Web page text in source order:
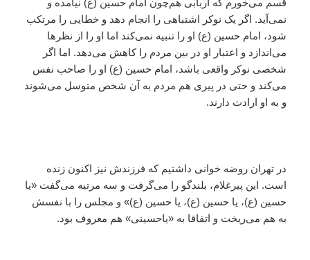
قسم می‌خورم که اربابی هم‌چون امام حسین (ع) نیامده و
نمی‌آید. اگر یک نوکر اشتباهی را انجام دهد و خطایی را مرتکب
شود، امام حسین (ع) او را تنبیه نمی‌کند اما او را از نظرها
می‌اندازد و اعتبار او در بین مردم را کاهش می‌دهد. اما اگر
شخصی نوکر واقعی باشد، امام حسین (ع) او را صاحب نفس
می‌کند و حتی در پیری هم مردم به آن شخص متوسل می‌شوند
و به او ارادت دارند.
در تهران روضه خوانی داشتیم که فرزندش نیز اکنون زنده
است. این پیرغلام، بلندگو را می‌گرفت و سه مرتبه می‎‌گفت «یا
حسین (ع)، یا حسین (ع)، یا حسین (ع)» و مجلس را با نفسش
به هم می‌ریخت و اتفاقا به «یاحسینی» هم معروف بود.